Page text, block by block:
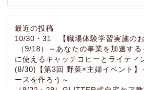
最近の投稿
10/30・31 【職場体験学習実施のお
（9/18）～あなたの事業を加速す
に使えるキャッチコピーとライティ
(8/30)【第3回 野菜×主婦イベント】
ースを作ろう～